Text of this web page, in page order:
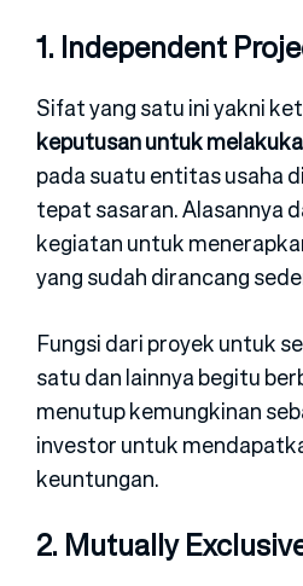
1. Independent
Sifat yang satu ini yakni
keputusan untuk
pada suatu entitas usaha
tepat sasaran. Alasannya
kegiatan untuk
yang sudah dirancang
Fungsi dari proyek untuk
satu dan lainnya begitu
menutup kemungkinan
investor untuk
keuntungan.
2. Mutually